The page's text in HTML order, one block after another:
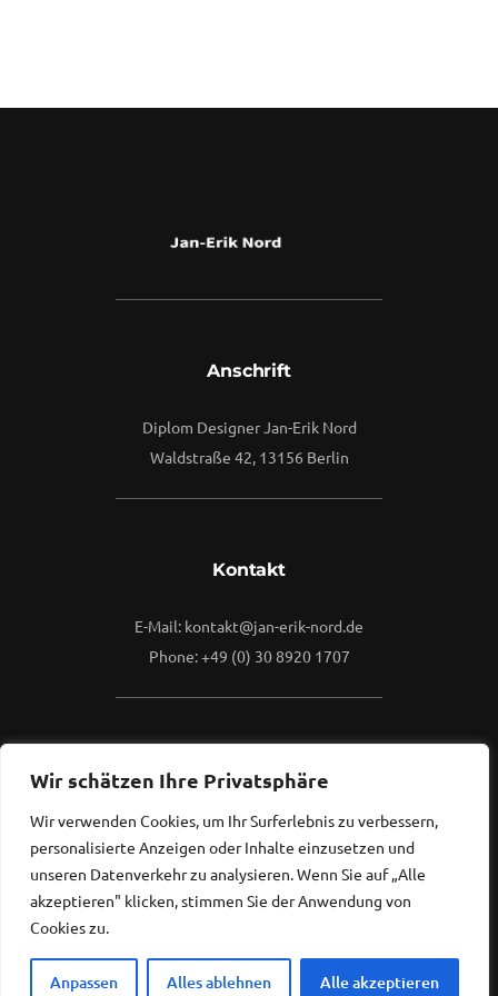
Wir schätzen Ihre Privatsphäre
Wir verwenden Cookies, um Ihr Surferlebnis zu verbessern,
personalisierte Anzeigen oder Inhalte einzusetzen und
unseren Datenverkehr zu analysieren. Wenn Sie auf „Alle
akzeptieren" klicken, stimmen Sie der Anwendung von
Cookies zu.
Anpassen Alles ablehnen Alle akzeptieren
Anschrift
Diplom Designer Jan-Erik Nord
Waldstraße 42, 13156 Berlin
Kontakt
E-Mail: kontakt@jan-erik-nord.de
Phone: +49 (0) 30 8920 1707
Mehr
Kontaktieren Sie mich gerne.
Ich freue mich, von Ihnen zu hören...